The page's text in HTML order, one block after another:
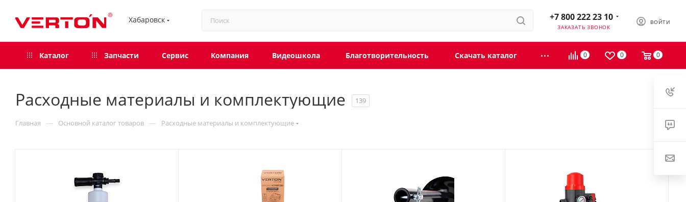
Хабаровск +7 800 222 23 10
ЗАКАЗАТЬ ЗВОНОК
ВОЙТИ
0 0 0
Каталог Запчасти Сервис Компания Видеошкола Благотворительность Скачать каталог
Расходные материалы и комплектующие 139
Главная — Основной каталог товаров — Расходные материалы и комплектующие